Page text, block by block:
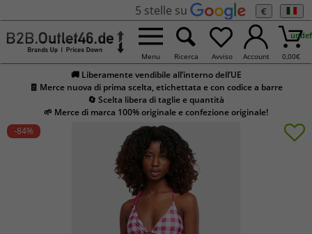
5 stelle su €
Menu Ricerca Avviso Account 0,00€
🚚 Liberamente vendibile all’interno dell’UE
🧾 Merce nuova di prima scelta, etichettata e con codice a barre
🔄 Scelta libera di taglie e quantità
🌱 Merce di marca 100% originale e confezione originale!
-84%